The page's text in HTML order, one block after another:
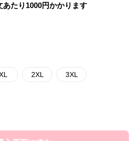
あたり 1000円かかります
2XL 3XL